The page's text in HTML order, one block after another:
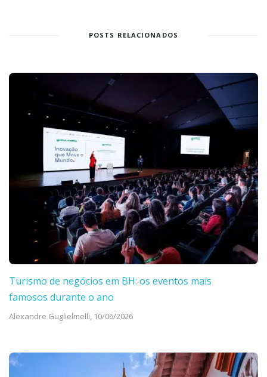
POSTS RELACIONADOS
Turismo de negócios em BH: os eventos mais
famosos durante o ano
Alexandre Guglielmelli, 10/06/2026